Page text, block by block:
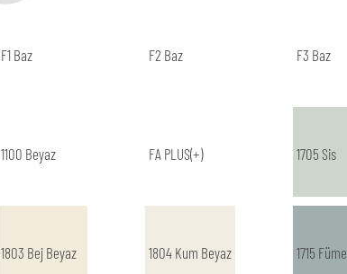
F1 Baz F2 Baz F3 Baz
1100 Beyaz FA PLUS(+) 1705 Sis
1803 Bej Beyaz 1804 Kum Beyaz 1715 Füme